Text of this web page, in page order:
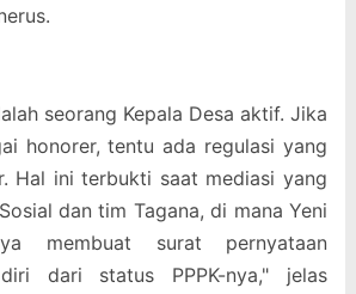
seorang Kepala Desa aktif. Jika
honorer, tentu ada regulasi yang
Hal ini terbukti saat mediasi yang
dan tim Tagana, di mana Yeni
membuat surat pernyataan
diri dari status PPPK-nya," jelas